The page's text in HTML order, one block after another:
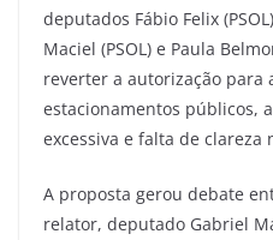
deputados Fábio Felix
Maciel (PSOL) e Paula
reverter a autorização para
estacionamentos públicos,
excessiva e falta de clareza
A proposta gerou debate
relator, deputado Gabriel